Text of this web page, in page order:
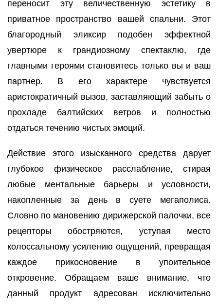
переносит эту величественную эстетику в
приватное пространство вашей спальни. Этот
благородный эликсир подобен эффектной
увертюре к грандиозному спектаклю, где
главными героями становитесь только вы и ваш
партнер. В его характере чувствуется
аристократичный вызов, заставляющий забыть о
прохладе балтийских ветров и полностью
отдаться течению чистых эмоций.
Действие этого изысканного средства дарует
глубокое физическое расслабление, стирая
любые ментальные барьеры и условности,
накопленные за день в суете мегаполиса.
Словно по мановению дирижерской палочки, все
рецепторы обостряются, уступая место
колоссальному усилению ощущений, превращая
каждое прикосновение в упоительное
откровение. Обращаем ваше внимание, что
данный продукт адресован исключительно